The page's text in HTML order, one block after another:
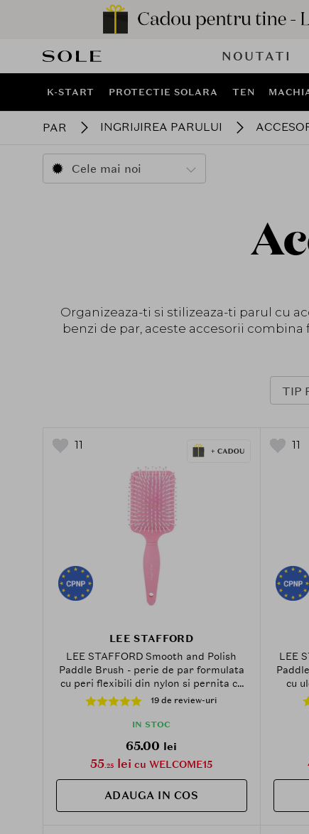
NOUTATI
K-START PROTECTIE SOLARA TEN
PAR INGRIJIREA PARULUI
Cele mai noi
Organizeaza-ti si stilizeaza-ti parul cu
benzi de par, aceste accesorii
TIP
11
LEE STAFFORD
LEE STAFFORD Smooth and Polish
Paddle Brush - perie de par formulata
cu peri flexibili din nylon si pernita cu
aer, care contribuie la descurcarea
parului umed sau uscat si la
mentinerea confortului in timpul
19 de review-uri
IN STOC
65.00 lei
55.25 lei cu WELCOME15
ADAUGA IN COS
11
LEE
cu